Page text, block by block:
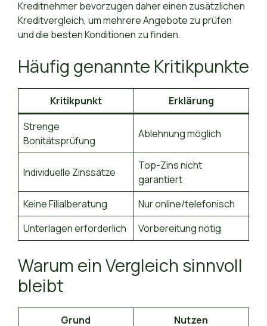
Kreditnehmer bevorzugen daher einen zusätzlichen
Kreditvergleich, um mehrere Angebote zu prüfen
und die besten Konditionen zu finden.
Häufig genannte Kritikpunkte
Kritikpunkt
Erklärung
Strenge
Bonitätsprüfung
Ablehnung möglich
Individuelle Zinssätze
Top-Zins nicht
garantiert
Keine Filialberatung
Nur online/telefonisch
Unterlagen erforderlich
Vorbereitung nötig
Warum ein Vergleich sinnvoll
bleibt
Grund
Nutzen